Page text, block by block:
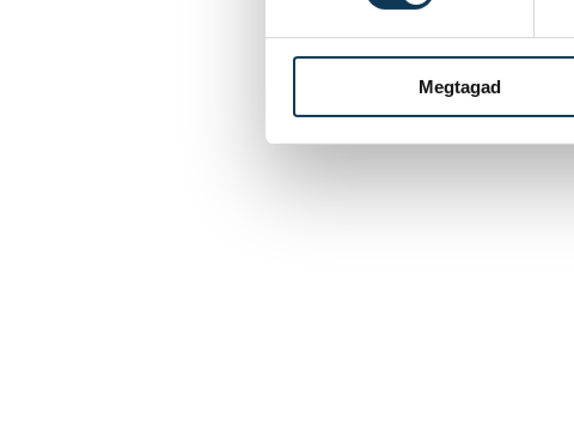
Megtagad